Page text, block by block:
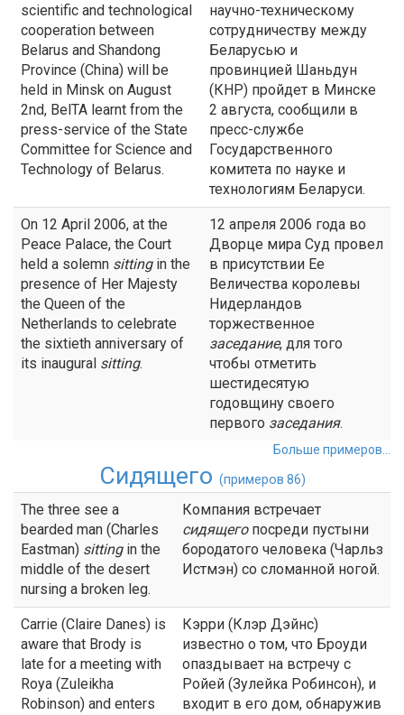
scientific and technological
cooperation between
Belarus and Shandong
Province (China) will be
held in Minsk on August
2nd, BelTA learnt from the
press-service of the State
Committee for Science and
Technology of Belarus.
научно-техническому
сотрудничеству между
Беларусью и
провинцией Шаньдун
(КНР) пройдет в Минске
2 августа, сообщили в
пресс-службе
Государственного
комитета по науке и
технологиям Беларуси.
On 12 April 2006, at the
Peace Palace, the Court
held a solemn sittingin the
presence of Her Majesty
the Queen of the
Netherlands to celebrate
the sixtieth anniversary of
its inaugural sitting.
12 апреля 2006 года во
Дворце мира Суд провел
в присутствии Ее
Величества королевы
Нидерландов
торжественное
заседание, для того
чтобы отметить
шестидесятую
годовщину своего
первого заседания.
Больше примеров...
Сидящего (примеров 86)
The three see a
bearded man (Charles
Eastman) sittingin the
middle of the desert
nursing a broken leg.
Компания встречает
сидящегопосреди пустыни
бородатого человека (Чарльз
Истмэн) со сломанной ногой.
Carrie (Claire Danes) is
aware that Brody is
late for a meeting with
Roya (Zuleikha
Robinson) and enters
Кэрри (Клэр Дэйнс)
известно о том, что Броуди
опаздывает на встречу с
Ройей (Зулейка Робинсон), и
входит в его дом, обнаружив